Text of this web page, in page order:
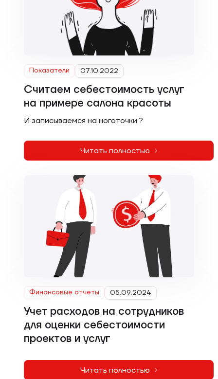
07.10.2022
Показатели
Считаем себестоимость услуг
на примере салона красоты
И записываемся на ноготочки ?
Читать полностью
05.09.2024
Финансовые отчеты
Учет расходов на сотрудников
для оценки себестоимости
проектов и услуг
Читать полностью